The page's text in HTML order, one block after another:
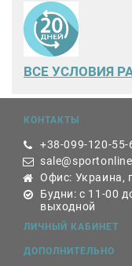
ВСЕ УСЛОВИЯ
КОНТАКТЫ
+38-099-120-55-
Офис: Украина,
Будни: с 11-00
выходной
ЛИЧНЫЙ КАБИНЕТ
ДОПОЛНИТЕЛЬНО